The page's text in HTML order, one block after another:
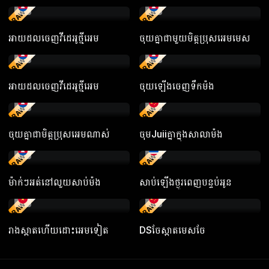
RAW
អាយដលចេញវីដេអូថ្មីអេម
RAW
ចុយគ្នាជាមួយមិត្តប្រុសអេមមេស
RAW
អាយដលចេញវីដេអូថ្មីអេម
RAW
ចុយឡើងចេញទឹកម៉ង
RAW
ចុយគ្នាជាមិត្តប្រុសអេមណាស់
RAW
ចុមJuiiគ្នាក្នុងសាលាម៉ង
RAW
ម៉ាក់ៗអត់នៅលួយសាប់ម៉ង
RAW
សាប់ឡើងថ្ងូរពេញបន្ទប់អូន
RAW
រាងស្អាតហើយដោះអេមទៀត
RAW
DSចែស្អាតមេសចែ